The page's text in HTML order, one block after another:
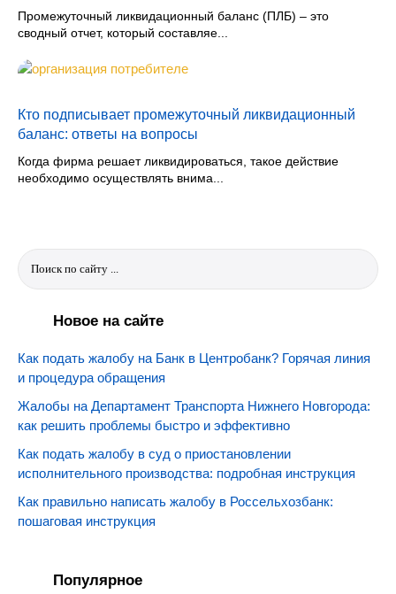
Промежуточный ликвидационный баланс (ПЛБ) – это
сводный отчет, который составляе...
Кто подписывает промежуточный ликвидационный
баланс: ответы на вопросы
Когда фирма решает ликвидироваться, такое действие
необходимо осуществлять внима...
Новое на сайте
Как подать жалобу на Банк в Центробанк? Горячая линия
и процедура обращения
Жалобы на Департамент Транспорта Нижнего Новгорода:
как решить проблемы быстро и эффективно
Как подать жалобу в суд о приостановлении
исполнительного производства: подробная инструкция
Как правильно написать жалобу в Россельхозбанк:
пошаговая инструкция
Популярное